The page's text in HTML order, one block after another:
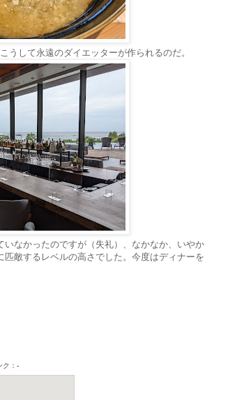
うして永遠のダイエッターが作られるのだ。
いなかったのですが（失礼）、なかなか、いやか
敵するレベルの高さでした。今度はディナーを